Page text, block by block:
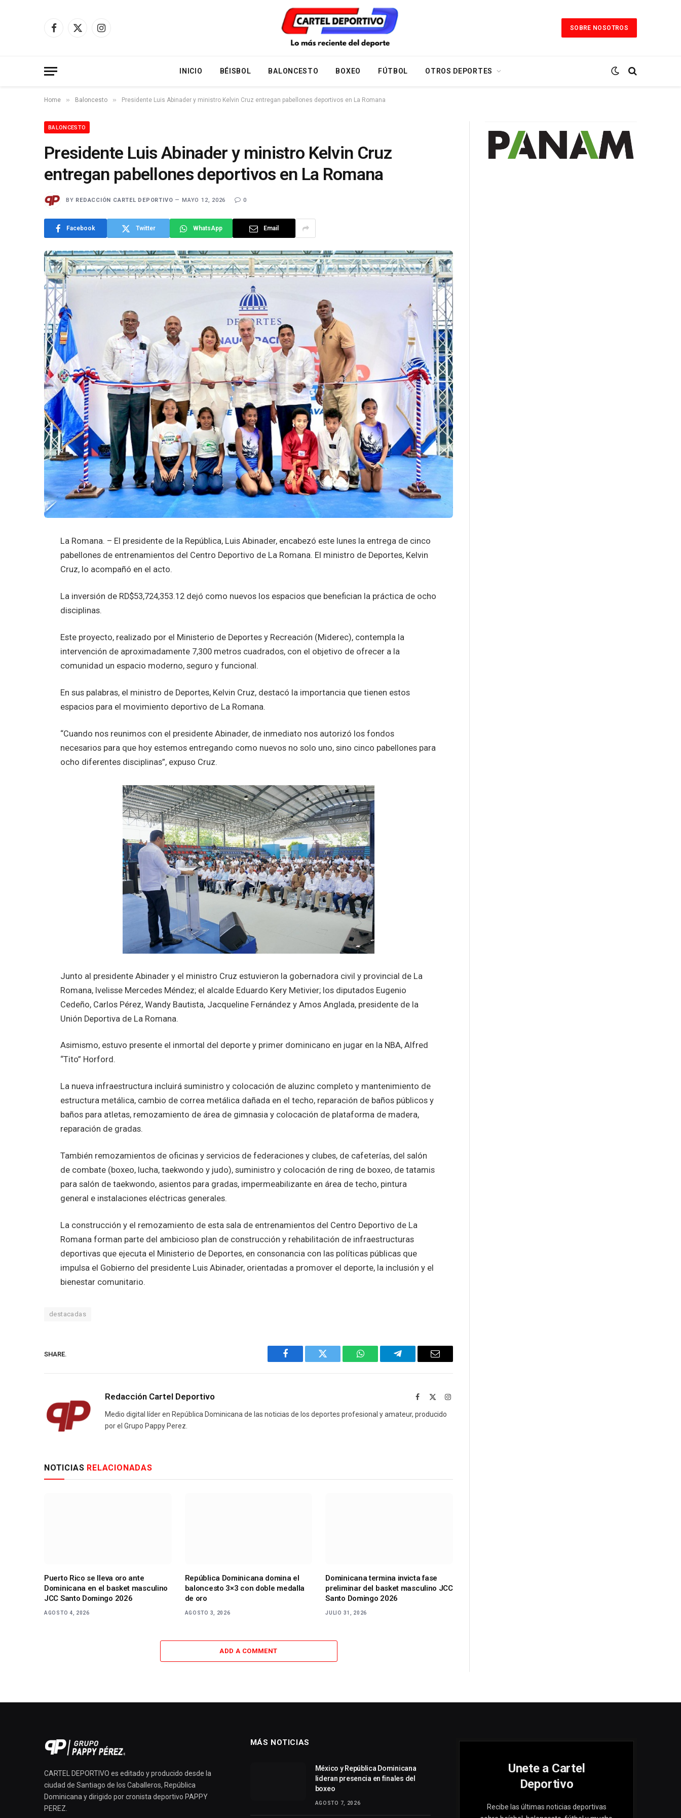
Facebook
X
Instagram
SOBRE NOSOTROS
INICIO BÉISBOL BALONCESTO BOXEO FÚTBOL OTROS DEPORTES
Home » Baloncesto » Presidente Luis Abinader y ministro Kelvin Cruz entregan pabellones deportivos en La Romana
BALONCESTO
Presidente Luis Abinader y ministro Kelvin Cruz
entregan pabellones deportivos en La Romana
BY REDACCIÓN CARTEL DEPORTIVO MAYO 12, 2026 0
Facebook Twitter WhatsApp Email
La Romana. – El presidente de la República, Luis Abinader, encabezó este lunes la entrega de cinco
pabellones de entrenamientos del Centro Deportivo de La Romana. El ministro de Deportes, Kelvin
Cruz, lo acompañó en el acto.
La inversión de RD$53,724,353.12 dejó como nuevos los espacios que benefician la práctica de ocho
disciplinas.
Este proyecto, realizado por el Ministerio de Deportes y Recreación (Miderec), contempla la
intervención de aproximadamente 7,300 metros cuadrados, con el objetivo de ofrecer a la
comunidad un espacio moderno, seguro y funcional.
En sus palabras, el ministro de Deportes, Kelvin Cruz, destacó la importancia que tienen estos
espacios para el movimiento deportivo de La Romana.
“Cuando nos reunimos con el presidente Abinader, de inmediato nos autorizó los fondos
necesarios para que hoy estemos entregando como nuevos no solo uno, sino cinco pabellones para
ocho diferentes disciplinas”, expuso Cruz.
Junto al presidente Abinader y el ministro Cruz estuvieron la gobernadora civil y provincial de La
Romana, Ivelisse Mercedes Méndez; el alcalde Eduardo Kery Metivier; los diputados Eugenio
Cedeño, Carlos Pérez, Wandy Bautista, Jacqueline Fernández y Amos Anglada, presidente de la
Unión Deportiva de La Romana.
Asimismo, estuvo presente el inmortal del deporte y primer dominicano en jugar en la NBA, Alfred
“Tito” Horford.
La nueva infraestructura incluirá suministro y colocación de aluzinc completo y mantenimiento de
estructura metálica, cambio de correa metálica dañada en el techo, reparación de baños públicos y
baños para atletas, remozamiento de área de gimnasia y colocación de plataforma de madera,
reparación de gradas.
También remozamientos de oficinas y servicios de federaciones y clubes, de cafeterías, del salón
de combate (boxeo, lucha, taekwondo y judo), suministro y colocación de ring de boxeo, de tatamis
para salón de taekwondo, asientos para gradas, impermeabilizante en área de techo, pintura
general e instalaciones eléctricas generales.
La construcción y el remozamiento de esta sala de entrenamientos del Centro Deportivo de La
Romana forman parte del ambicioso plan de construcción y rehabilitación de infraestructuras
deportivas que ejecuta el Ministerio de Deportes, en consonancia con las políticas públicas que
impulsa el Gobierno del presidente Luis Abinader, orientadas a promover el deporte, la inclusión y el
bienestar comunitario.
destacadas
SHARE.
Facebook Twitter WhatsAppTelegram Email
Redacción Cartel Deportivo Facebook Instagram
Medio digital líder en República Dominicana de las noticias de los deportes profesional y amateur, producido
por el Grupo Pappy Perez.
NOTICIAS RELACIONADAS
Puerto Rico se lleva oro ante
Dominicana en el basket masculino
JCC Santo Domingo 2026
AGOSTO 4, 2026
República Dominicana domina el
baloncesto 3×3 con doble medalla
de oro
AGOSTO 3, 2026
Dominicana termina invicta fase
preliminar del basket masculino JCC
Santo Domingo 2026
JULIO 31, 2026
ADD A COMMENT
CARTEL DEPORTIVO es editado y producido desde la
ciudad de Santiago de los Caballeros, República
Dominicana y dirigido por cronista deportivo PAPPY
PEREZ.
MÁS NOTICIAS
México y República Dominicana
lideran presencia en finales del
boxeo
AGOSTO 7, 2026
Unete a Cartel
Deportivo
Recibe las últimas noticias deportivas